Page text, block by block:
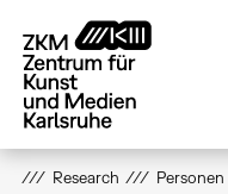
zum
Inhalt
Research Personen